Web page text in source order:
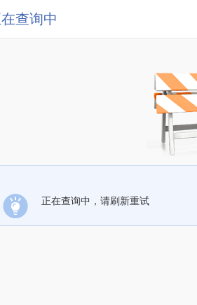
查询中
正在查询中，请刷新重试